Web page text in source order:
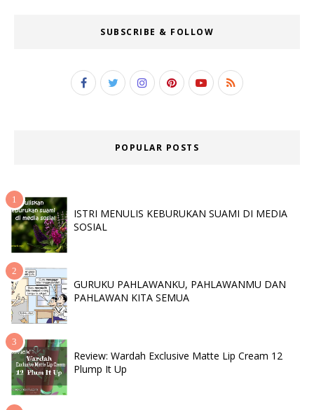
SUBSCRIBE & FOLLOW
POPULAR POSTS
ISTRI MENULIS KEBURUKAN SUAMI DI MEDIA
SOSIAL
GURUKU PAHLAWANKU, PAHLAWANMU DAN
PAHLAWAN KITA SEMUA
Review: Wardah Exclusive Matte Lip Cream 12
Plump It Up